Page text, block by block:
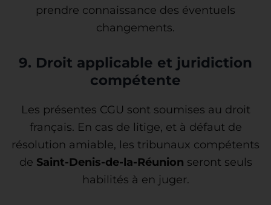
prendre connaissance des éventuels
changements.
9. Droit applicable et juridiction
compétente
Les présentes CGU sont soumises au droit
français. En cas de litige, et à défaut de
résolution amiable, les tribunaux compétents
de Saint-Denis-de-la-Réunion seront seuls
habilités à en juger.